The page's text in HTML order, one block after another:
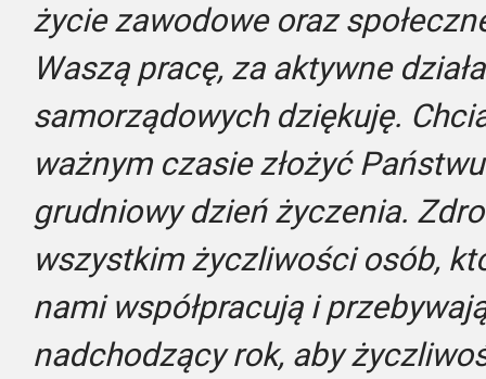
życie zawodowe oraz
Waszą pracę, za aktywne
samorządowych dziękuję.
ważnym czasie złożyć
grudniowy dzień życzenia.
wszystkim życzliwości osób,
nami współpracują i
nadchodzący rok, aby